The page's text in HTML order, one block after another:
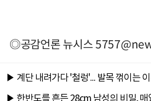
◎공감언론 뉴시스